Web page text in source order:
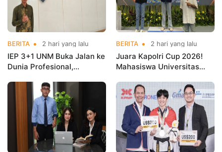
BERITA 2 hari yang lalu
IEP 3+1 UNM Buka Jalan ke
Dunia Profesional,
Kementerian Koperasi
BERITA 2 hari yang lalu
Juara Kapolri Cup 2026!
Mahasiswa Universitas
Nama Kampus di Kejurnas
Taekwondo